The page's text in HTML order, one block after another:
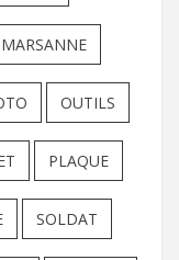
MARSANNE
OUTILS
PLAQUE
SOLDAT